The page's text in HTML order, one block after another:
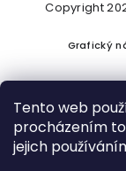
Tento web
procházením
jejich
Copyright
Grafický